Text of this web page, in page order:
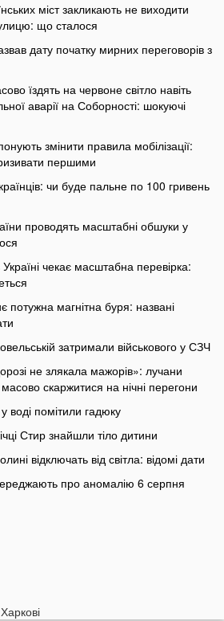
міст закликають не виходити
що сталося
дату початку мирних переговорів з
їздять на червоне світло навіть
аварії на Соборності: шокуючі
змінити правила мобілізації:
першими
чи буде пальне по 100 гривень
проводять масштабні обшуки у
Україні чекає масштабна перевірка:
потужна магнітна буря: названі
затримали військового у СЗЧ
не злякала мажорів»: лучани
скаржитися на нічні перегони
у воді помітили гадюку
Стир знайшли тіло дитини
відключать від світла: відомі дати
про аномалію 6 серпня
безвісти
викинути через 48 годин: вони